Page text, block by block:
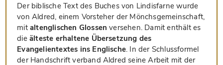
Der biblische Text des Buches von Lindisfarne wurde
von Aldred, einem Vorsteher der Mönchsgemeinschaft,
mitaltenglischen Glossen versehen. Damit enthält es
dieälteste erhaltene Übersetzung des
Evangelientextes ins Englische. In der Schlussformel
der Handschrift verband Aldred seine Arbeit mit der